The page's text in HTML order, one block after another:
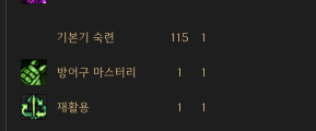
기본기 숙련 115 1
방어구 마스터리 1 1
재활용 1 1